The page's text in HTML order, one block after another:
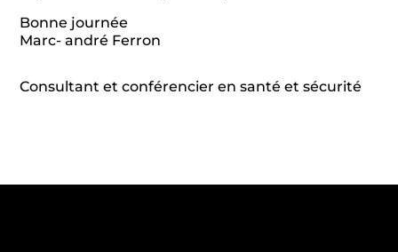
Bonne journée
Marc- andré Ferron
Consultant et conférencier en santé et sécurité